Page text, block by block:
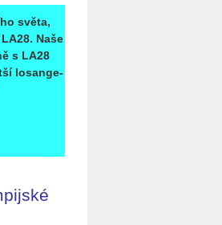
světa,
LA28. Naše
s LA28
lo­san­ge­